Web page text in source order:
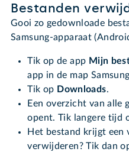
Bestanden
Gooi zo gedownloade
Samsung-apparaat
Tik op de app Mijn
app in de map
Tik op Downloads.
Een overzicht van alle
opent. Tik langere tijd
Het bestand krijgt een
verwijderen? Tik dan